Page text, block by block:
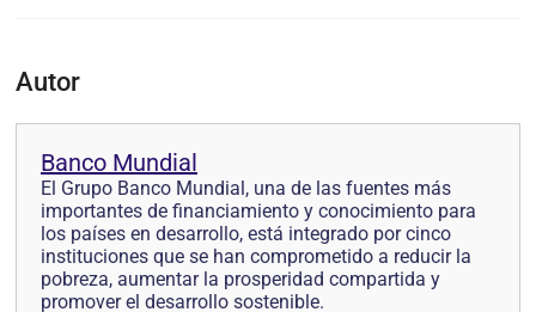
Autor
Banco Mundial
El Grupo Banco Mundial, una de las fuentes más
importantes de financiamiento y conocimiento para
los países en desarrollo, está integrado por cinco
instituciones que se han comprometido a reducir la
pobreza, aumentar la prosperidad compartida y
promover el desarrollo sostenible.